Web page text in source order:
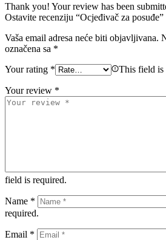
Thank you! Your review has been
Ostavite recenziju “Ocjeđivač za posuđe”
Vaša email adresa neće biti objavljivana.
označena sa *
Your rating * This field is
Your review *
field is required.
Name *
required.
Email *